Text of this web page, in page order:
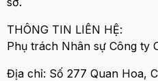
THÔNG TIN LIÊN HỆ:
Phụ trách Nhân sự Công ty
Địa chỉ: Số 277 Quan Hoa,